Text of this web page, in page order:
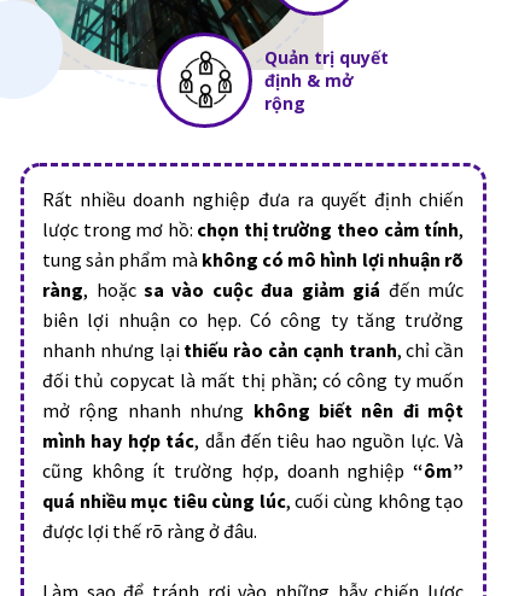
Rất nhiều doanh nghiệp đưa ra quyết định chiến
lược trong mơ hồ: chọn thị trường theo cảm tính,
tung sản phẩm mà không có mô hình lợi nhuận rõ
ràng, hoặc sa vào cuộc đua giảm giá đến mức
biên lợi nhuận co hẹp. Có công ty tăng trưởng
nhanh nhưng lại thiếu rào cản cạnh tranh, chỉ cần
đối thủ copycat là mất thị phần; có công ty muốn
mở rộng nhanh nhưng không biết nên đi một
mình hay hợp tác, dẫn đến tiêu hao nguồn lực. Và
cũng không ít trường hợp, doanh nghiệp“ôm”
quá nhiều mục tiêu cùng lúc, cuối cùng không tạo
được lợi thế rõ ràng ở đâu.
Quản trị quyết
định & mở
rộng